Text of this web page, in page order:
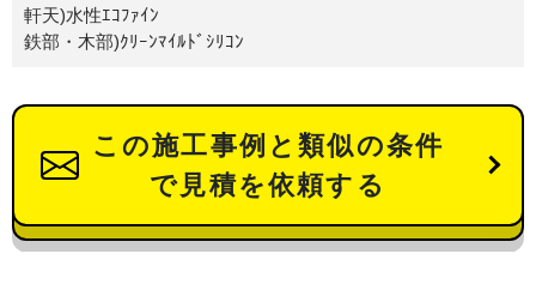
軒天)水性ｴｺﾌｧｲﾝ
鉄部・木部)ｸﾘｰﾝﾏｲﾙﾄﾞｼﾘｺﾝ
この施工事例と類似の条件
で見積を依頼する